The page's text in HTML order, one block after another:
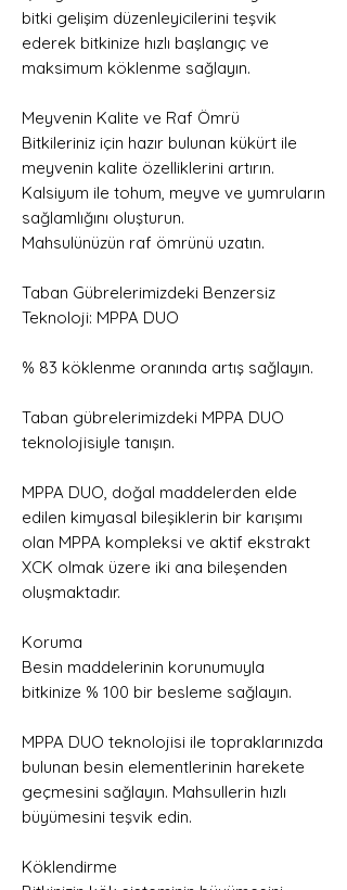
bitki gelişim düzenleyicilerini teşvik
ederek bitkinize hızlı başlangıç ve
maksimum köklenme sağlayın.
Meyvenin Kalite ve Raf Ömrü
Bitkileriniz için hazır bulunan kükürt ile
meyvenin kalite özelliklerini artırın.
Kalsiyum ile tohum, meyve ve yumruların
sağlamlığını oluşturun.
Mahsulünüzün raf ömrünü uzatın.
Taban Gübrelerimizdeki Benzersiz
Teknoloji: MPPA DUO
% 83 köklenme oranında artış sağlayın.
Taban gübrelerimizdeki MPPA DUO
teknolojisiyle tanışın.
MPPA DUO, doğal maddelerden elde
edilen kimyasal bileşiklerin bir karışımı
olan MPPA kompleksi ve aktif ekstrakt
XCK olmak üzere iki ana bileşenden
oluşmaktadır.
Koruma
Besin maddelerinin korunumuyla
bitkinize % 100 bir besleme sağlayın.
MPPA DUO teknolojisi ile topraklarınızda
bulunan besin elementlerinin harekete
geçmesini sağlayın. Mahsullerin hızlı
büyümesini teşvik edin.
Köklendirme